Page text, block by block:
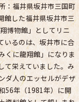
福井県坂井市三国町
した福井県坂井市三
博物館」としてリニ
いるのは、坂井市に合
くに龍翔館」になりま
て栄えていました。み
ダ人のエッセルがデザ
56年（1981年）に開